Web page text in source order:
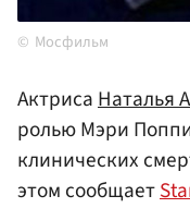
Мосфильм
АктрисаНаталья
ролью Мэри
клинических
этом сообщает